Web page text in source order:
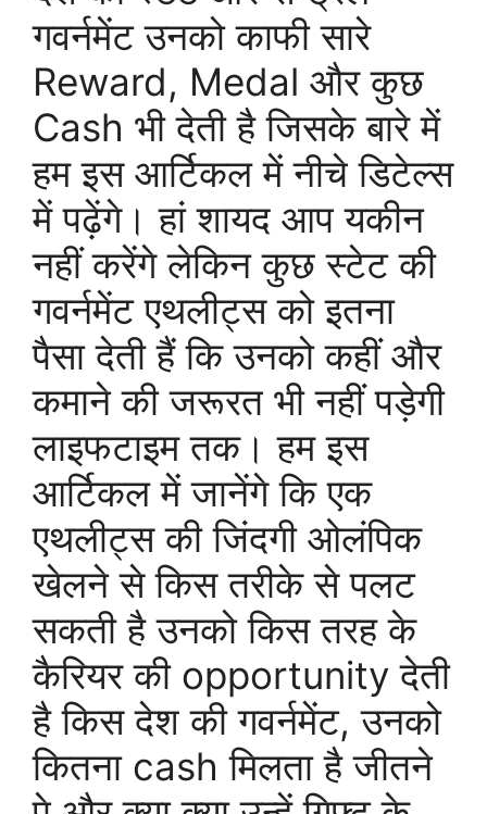
गवर्नमेंट उनको काफी सारे
Reward, Medal और कुछ
Cash भी देती है जिसके बारे में
हम इस आर्टिकल में नीचे डिटेल्स
में पढ़ेंगे। हां शायद आप यकीन
नहीं करेंगे लेकिन कुछ स्टेट की
गवर्नमेंट एथलीट्स को इतना
पैसा देती हैं कि उनको कहीं और
कमाने की जरूरत भी नहीं पड़ेगी
लाइफटाइम तक। हम इस
आर्टिकल में जानेंगे कि एक
एथलीट्स की जिंदगी ओलंपिक
खेलने से किस तरीके से पलट
सकती है उनको किस तरह के
कैरियर की opportunity देती
है किस देश की गवर्नमेंट, उनको
कितना cash मिलता है जीतने